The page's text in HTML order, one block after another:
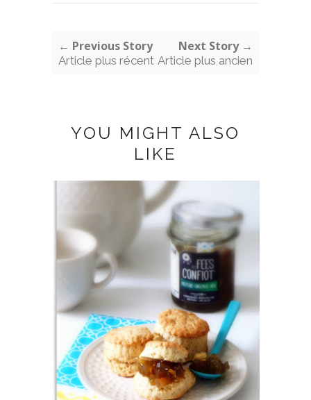
← Previous Story
Article plus récent
Next Story →
Article plus ancien
YOU MIGHT ALSO
LIKE